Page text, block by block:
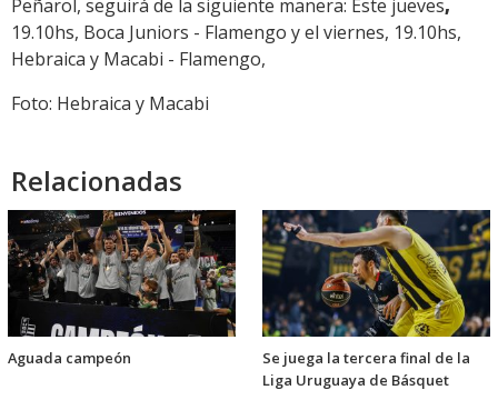
Peñarol, seguirá de la siguiente manera: Este jueves,
19.10hs, Boca Juniors - Flamengo y el viernes, 19.10hs,
Hebraica y Macabi - Flamengo,
Foto: Hebraica y Macabi
Relacionadas
Aguada campeón
Se juega la tercera final de la
Liga Uruguaya de Básquet